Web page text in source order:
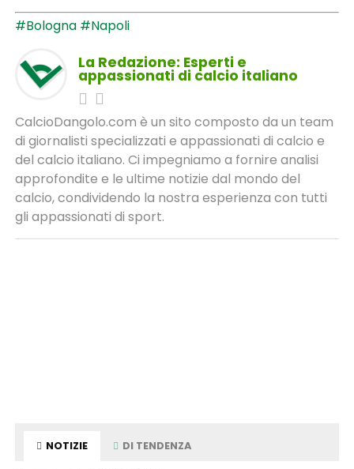
#Bologna #Napoli
La Redazione: Esperti e
appassionati di calcio italiano
CalcioDangolo.com è un sito composto da un team
di giornalisti specializzati e appassionati di calcio e
del calcio italiano. Ci impegniamo a fornire analisi
approfondite e le ultime notizie dal mondo del
calcio, condividendo la nostra esperienza con tutti
gli appassionati di sport.
NOTIZIE DI TENDENZA